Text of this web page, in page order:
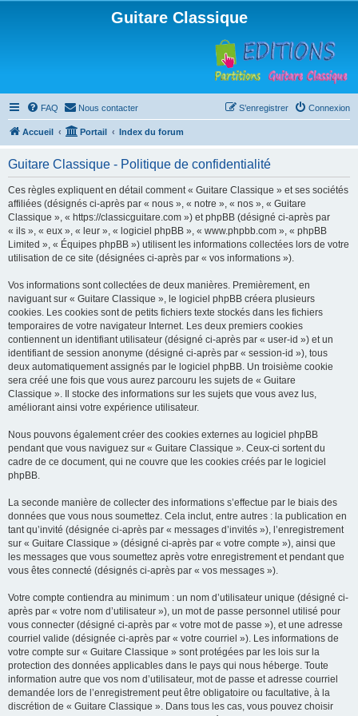
Guitare Classique
FAQ Nous contacter Connexion
S’enregistrer
Accueil Portail Index du forum
Guitare Classique - Politique de confidentialité
Ces règles expliquent en détail comment « Guitare Classique » et ses sociétés
affiliées (désignés ci-après par « nous », « notre », « nos », « Guitare
Classique », « https://classicguitare.com ») et phpBB (désigné ci-après par
« ils », « eux », « leur », « logiciel phpBB », « www.phpbb.com », « phpBB
Limited », « Équipes phpBB ») utilisent les informations collectées lors de votre
utilisation de ce site (désignées ci-après par « vos informations »).
Vos informations sont collectées de deux manières. Premièrement, en
naviguant sur « Guitare Classique », le logiciel phpBB créera plusieurs
cookies. Les cookies sont de petits fichiers texte stockés dans les fichiers
temporaires de votre navigateur Internet. Les deux premiers cookies
contiennent un identifiant utilisateur (désigné ci-après par « user-id ») et un
identifiant de session anonyme (désigné ci-après par « session-id »), tous
deux automatiquement assignés par le logiciel phpBB. Un troisième cookie
sera créé une fois que vous aurez parcouru les sujets de « Guitare
Classique ». Il stocke des informations sur les sujets que vous avez lus,
améliorant ainsi votre expérience utilisateur.
Nous pouvons également créer des cookies externes au logiciel phpBB
pendant que vous naviguez sur « Guitare Classique ». Ceux-ci sortent du
cadre de ce document, qui ne couvre que les cookies créés par le logiciel
phpBB.
La seconde manière de collecter des informations s’effectue par le biais des
données que vous nous soumettez. Cela inclut, entre autres : la publication en
tant qu’invité (désignée ci-après par « messages d’invités »), l’enregistrement
sur « Guitare Classique » (désigné ci-après par « votre compte »), ainsi que
les messages que vous soumettez après votre enregistrement et pendant que
vous êtes connecté (désignés ci-après par « vos messages »).
Votre compte contiendra au minimum : un nom d’utilisateur unique (désigné ci-
après par « votre nom d’utilisateur »), un mot de passe personnel utilisé pour
vous connecter (désigné ci-après par « votre mot de passe »), et une adresse
courriel valide (désignée ci-après par « votre courriel »). Les informations de
votre compte sur « Guitare Classique » sont protégées par les lois sur la
protection des données applicables dans le pays qui nous héberge. Toute
information autre que vos nom d’utilisateur, mot de passe et adresse courriel
demandée lors de l’enregistrement peut être obligatoire ou facultative, à la
discrétion de « Guitare Classique ». Dans tous les cas, vous pouvez choisir